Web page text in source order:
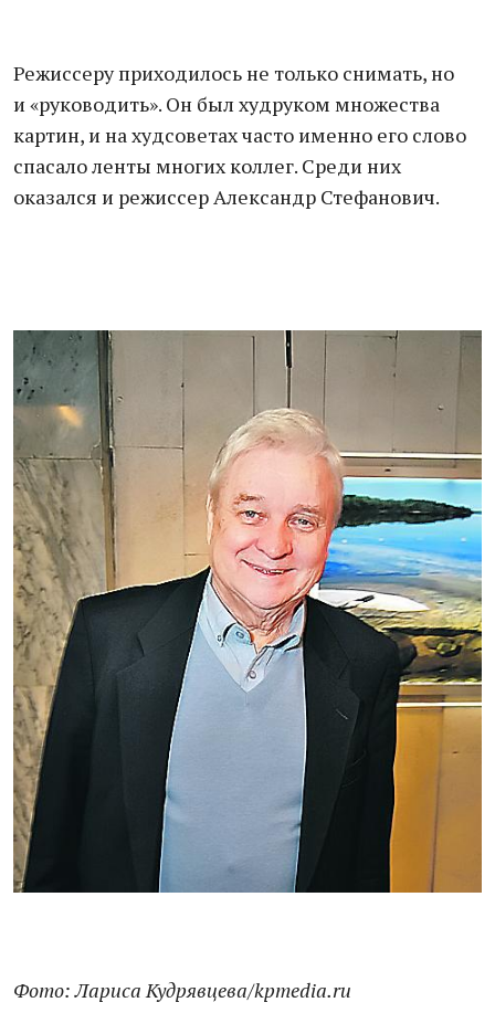
Режиссеру приходилось не только снимать, но
и «руководить». Он был худруком множества
картин, и на худсоветах часто именно его слово
спасало ленты многих коллег. Среди них
оказался и режиссер Александр Стефанович.
Фото: Лариса Кудрявцева/kpmedia.ru